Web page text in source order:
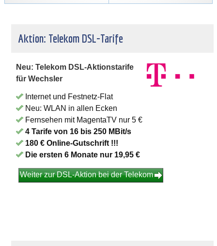
Aktion: Telekom DSL-Tarife
Neu: Telekom DSL-Aktionstarife
für Wechsler
Internet und Festnetz-Flat
Neu: WLAN in allen Ecken
Fernsehen mit MagentaTV nur 5 €
4 Tarife von 16 bis 250 MBit/s
180 € Online-Gutschrift !!!
Die ersten 6 Monate nur 19,95 €
Weiter zur DSL-Aktion bei der Telekom